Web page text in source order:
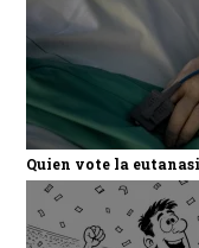
Quien vote la